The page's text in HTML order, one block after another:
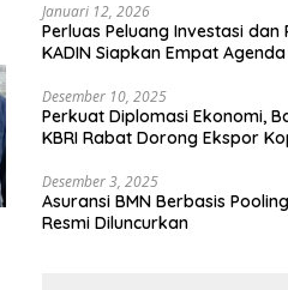
Januari 12, 2026
Perluas Peluang Investasi
KADIN Siapkan Empat
Desember 10, 2025
Perkuat Diplomasi Ekonomi,
KBRI Rabat Dorong Ekspor
Desember 3, 2025
Asuransi BMN Berbasis
Resmi Diluncurkan